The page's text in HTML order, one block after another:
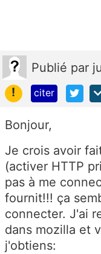
Publié par
!
citer
Bonjour,
Je crois avoir
(activer HTTP
pas à me
fournit!!! ça
connecter. J'ai
dans mozilla et
j'obtiens: